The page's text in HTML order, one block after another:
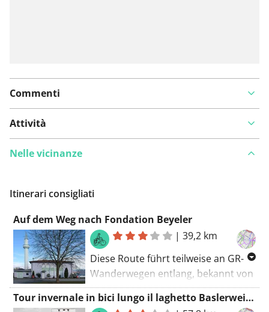
Commenti
Attività
Nelle vicinanze
Itinerari consigliati
Auf dem Weg nach Fondation Beyeler
|39,2 km
Diese Route führt teilweise an GR-
Wanderwegen entlang, bekannt von
den weiß-roten Markierungen
entlang des Wegs. Eine
Tour invernale in bici lungo il laghetto Baslerweiher